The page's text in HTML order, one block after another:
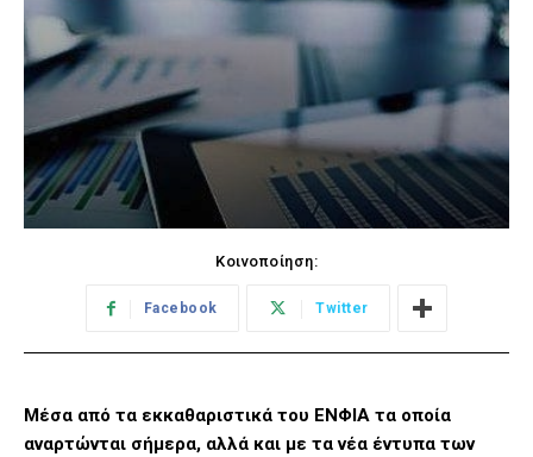
Κοινοποίηση:
Facebook Twitter
Μέσα από τα εκκαθαριστικά του ΕΝΦΙΑ τα οποία
αναρτώνται σήμερα, αλλά και με τα νέα έντυπα των